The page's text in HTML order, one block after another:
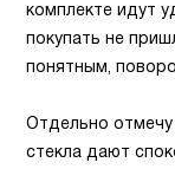
комплекте идут
покупать не
понятным,
Отдельно отмечу
стекла дают